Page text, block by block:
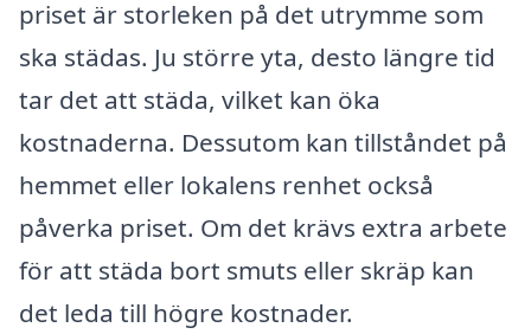
priset är storleken på det utrymme som
ska städas. Ju större yta, desto längre tid
tar det att städa, vilket kan öka
kostnaderna. Dessutom kan tillståndet på
hemmet eller lokalens renhet också
påverka priset. Om det krävs extra arbete
för att städa bort smuts eller skräp kan
det leda till högre kostnader.